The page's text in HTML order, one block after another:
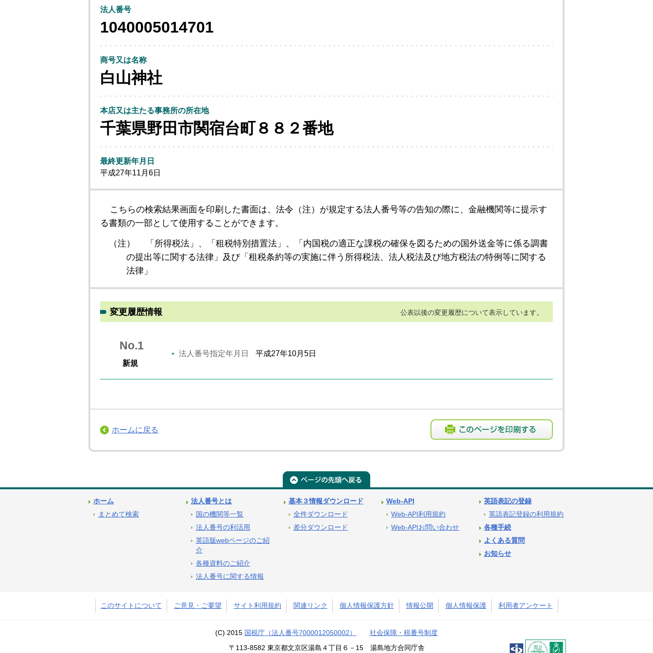
法人番号
1040005014701
商号又は名称
白山神社
本店又は主たる事務所の所在地
千葉県野田市関宿台町８８２番地
最終更新年月日
平成27年11月6日
こちらの検索結果画面を印刷した書面は、法令（注）が規定する法人番号等の告知の際に、金融機関等に提示す
る書類の一部として使用することができます。
（注）
「所得税法」、「租税特別措置法」、「内国税の適正な課税の確保を図るための国外送金等に係る調書
の提出等に関する法律」及び「租税条約等の実施に伴う所得税法、法人税法及び地方税法の特例等に関する
法律」
変更履歴情報 公表以後の変更履歴について表示しています。
No.1
新規
法人番号指定年月日 平成27年10月5日
ホームに戻る
ホーム
まとめて検索
法人番号とは
国の機関等一覧
法人番号の利活用
英語版webページのご紹
介
各種資料のご紹介
法人番号に関する情報
基本３情報ダウンロード
全件ダウンロード
差分ダウンロード
Web-API
Web-API利用規約
Web-APIお問い合わせ
英語表記の登録
英語表記登録の利用規約
各種手続
よくある質問
お知らせ
このサイトについて ご意見・ご要望 サイト利用規約 関連リンク 個人情報保護方針 情報公開 個人情報保護 利用者アンケート
(C) 2015 国税庁（法人番号7000012050002） 社会保障・税番号制度
〒113-8582 東京都文京区湯島４丁目６－15 湯島地方合同庁舎